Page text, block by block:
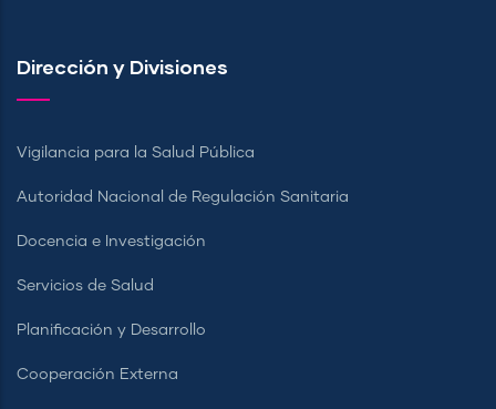
Dirección y Divisiones
Vigilancia para la Salud Pública
Autoridad Nacional de Regulación Sanitaria
Docencia e Investigación
Servicios de Salud
Planificación y Desarrollo
Cooperación Externa